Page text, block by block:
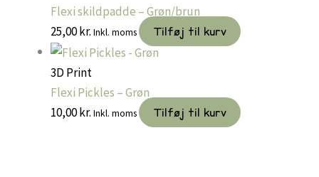
Flexi skildpadde – Grøn/brun
25,00kr. Inkl. moms Tilføj til kurv
3D Print
Flexi Pickles – Grøn
10,00kr. Inkl. moms Tilføj til kurv